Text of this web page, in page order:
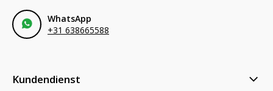
WhatsApp
+31 638665588
Kundendienst